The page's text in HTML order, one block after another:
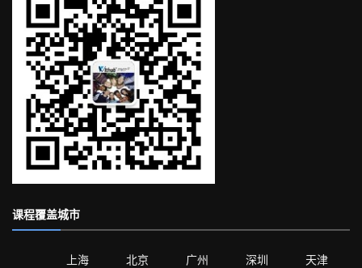
课程覆盖城市
上海 北京 广州 深圳
天津